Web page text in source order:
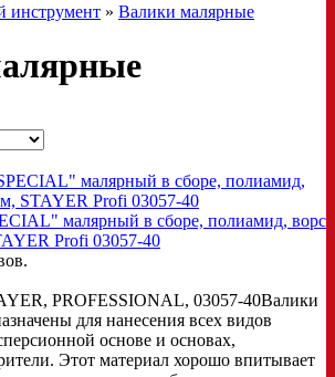
инструмент » Валики малярные
малярный в сборе, полиамид, ворс
Profi 03057-40
PROFESSIONAL, 03057-40Валики
для нанесения всех видов
основе и основах,
Этот материал хорошо впитывает